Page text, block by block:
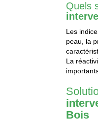
Quels
Les
peau, la
La
Bois